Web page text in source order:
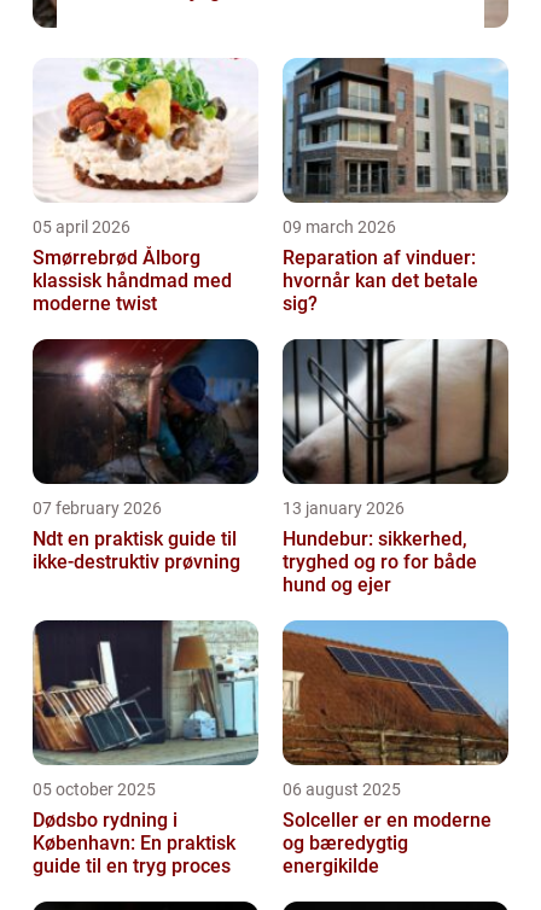
05 april 2026
Smørrebrød Ålborg
klassisk håndmad med
moderne twist
09 march 2026
Reparation af vinduer:
hvornår kan det betale
sig?
07 february 2026
Ndt en praktisk guide til
ikke-destruktiv prøvning
13 january 2026
Hundebur: sikkerhed,
tryghed og ro for både
hund og ejer
05 october 2025
Dødsbo rydning i
København: En praktisk
guide til en tryg proces
06 august 2025
Solceller er en moderne
og bæredygtig
energikilde